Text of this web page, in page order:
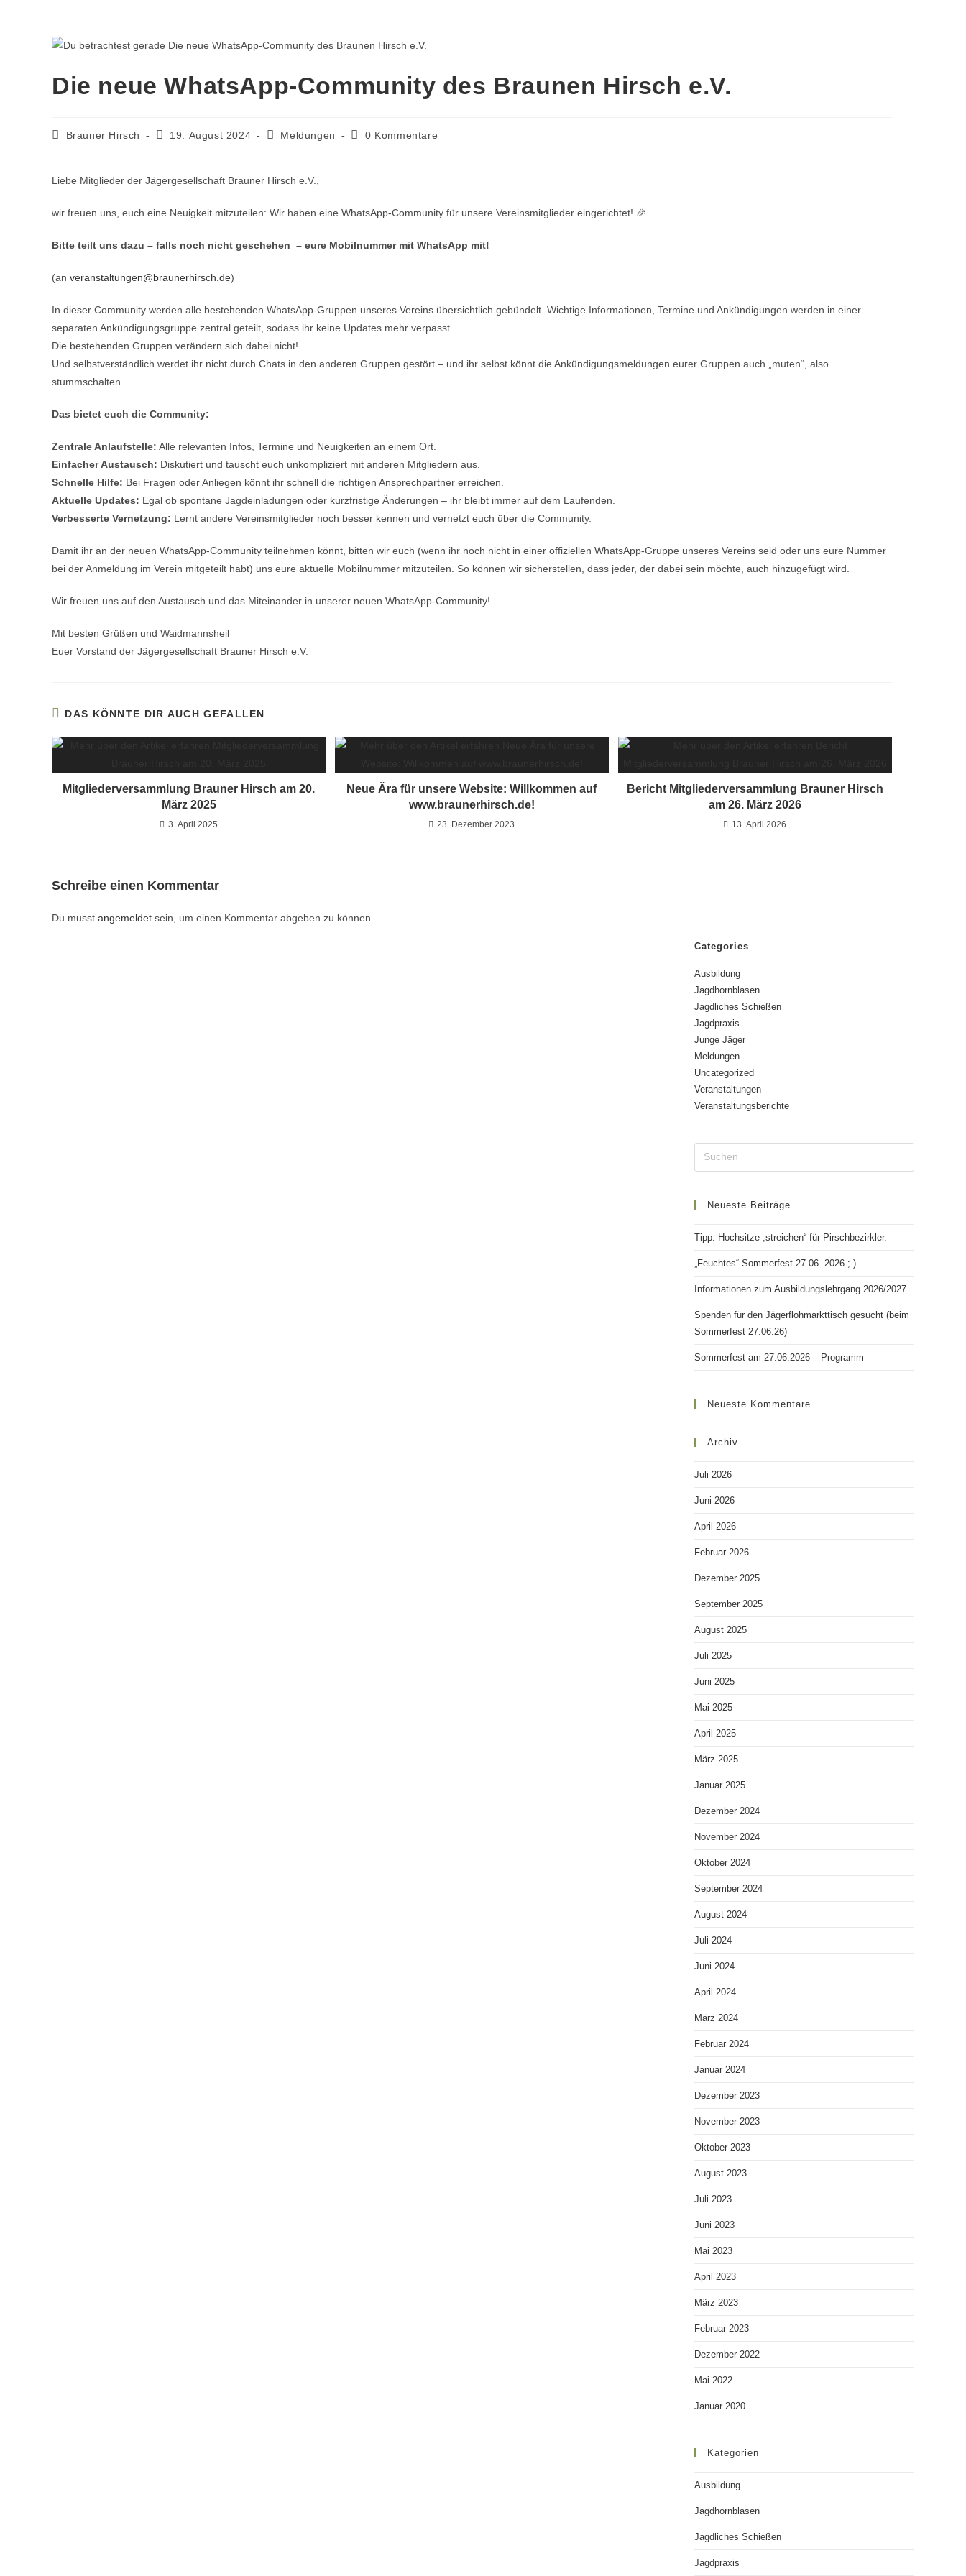
Die neue WhatsApp-Community des Braunen Hirsch e.V.
Brauner Hirsch 19. August 2024 Meldungen 0 Kommentare
Liebe Mitglieder der Jägergesellschaft Brauner Hirsch e.V.,
wir freuen uns, euch eine Neuigkeit mitzuteilen: Wir haben eine WhatsApp-Community für unsere Vereinsmitglieder eingerichtet! 🎉
Bitte teilt uns dazu – falls noch nicht geschehen – eure Mobilnummer mit WhatsApp mit!
(an veranstaltungen@braunerhirsch.de)
In dieser Community werden alle bestehenden WhatsApp-Gruppen unseres Vereins übersichtlich gebündelt. Wichtige Informationen, Termine und Ankündigungen werden in einer
separaten Ankündigungsgruppe zentral geteilt, sodass ihr keine Updates mehr verpasst.
Die bestehenden Gruppen verändern sich dabei nicht!
Und selbstverständlich werdet ihr nicht durch Chats in den anderen Gruppen gestört – und ihr selbst könnt die Ankündigungsmeldungen eurer Gruppen auch „muten“, also
stummschalten.
Das bietet euch die Community:
Zentrale Anlaufstelle: Alle relevanten Infos, Termine und Neuigkeiten an einem Ort.
Einfacher Austausch: Diskutiert und tauscht euch unkompliziert mit anderen Mitgliedern aus.
Schnelle Hilfe: Bei Fragen oder Anliegen könnt ihr schnell die richtigen Ansprechpartner erreichen.
Aktuelle Updates: Egal ob spontane Jagdeinladungen oder kurzfristige Änderungen – ihr bleibt immer auf dem Laufenden.
Verbesserte Vernetzung: Lernt andere Vereinsmitglieder noch besser kennen und vernetzt euch über die Community.
Damit ihr an der neuen WhatsApp-Community teilnehmen könnt, bitten wir euch (wenn ihr noch nicht in einer offiziellen WhatsApp-Gruppe unseres Vereins seid oder uns eure Nummer
bei der Anmeldung im Verein mitgeteilt habt) uns eure aktuelle Mobilnummer mitzuteilen. So können wir sicherstellen, dass jeder, der dabei sein möchte, auch hinzugefügt wird.
Wir freuen uns auf den Austausch und das Miteinander in unserer neuen WhatsApp-Community!
Mit besten Grüßen und Waidmannsheil
Euer Vorstand der Jägergesellschaft Brauner Hirsch e.V.
DAS KÖNNTE DIR AUCH GEFALLEN
Mitgliederversammlung Brauner Hirsch am 20.
März 2025
3. April 2025
Neue Ära für unsere Website: Willkommen auf
www.braunerhirsch.de!
23. Dezember 2023
Bericht Mitgliederversammlung Brauner Hirsch
am 26. März 2026
13. April 2026
Schreibe einen Kommentar
Du musst angemeldet sein, um einen Kommentar abgeben zu können.
Categories
Ausbildung
Jagdhornblasen
Jagdliches Schießen
Jagdpraxis
Junge Jäger
Meldungen
Uncategorized
Veranstaltungen
Veranstaltungsberichte
Neueste Beiträge
Tipp: Hochsitze „streichen“ für Pirschbezirkler.
„Feuchtes“ Sommerfest 27.06. 2026 ;-)
Informationen zum Ausbildungslehrgang 2026/2027
Spenden für den Jägerflohmarkttisch gesucht (beim
Sommerfest 27.06.26)
Sommerfest am 27.06.2026 – Programm
Neueste Kommentare
Archiv
Juli 2026
Juni 2026
April 2026
Februar 2026
Dezember 2025
September 2025
August 2025
Juli 2025
Juni 2025
Mai 2025
April 2025
März 2025
Januar 2025
Dezember 2024
November 2024
Oktober 2024
September 2024
August 2024
Juli 2024
Juni 2024
April 2024
März 2024
Februar 2024
Januar 2024
Dezember 2023
November 2023
Oktober 2023
August 2023
Juli 2023
Juni 2023
Mai 2023
April 2023
März 2023
Februar 2023
Dezember 2022
Mai 2022
Januar 2020
Kategorien
Ausbildung
Jagdhornblasen
Jagdliches Schießen
Jagdpraxis